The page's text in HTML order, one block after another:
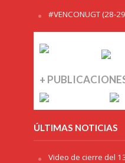
#VENCONUGT (28-
+
ÚLTIMAS NOTICIAS
Video de cierre del